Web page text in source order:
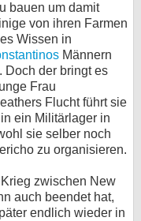
bauen um damit
von ihren Farmen
Wissen in
Männern
Doch der bringt es
Frau
Flucht führt sie
ein Militärlager in
sie selber noch
zu organisieren.
zwischen New
auch beendet hat,
endlich wieder in